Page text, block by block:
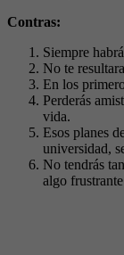
Contras:
Siempre
No te
En los
Perderás
vida.
Esos planes
universidad,
No tendrás
algo